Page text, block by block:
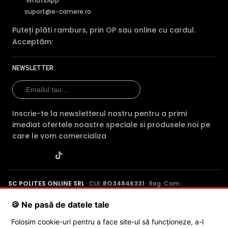
dotata cu functia Infrarosu Inteligent (Smart IR).
Alte functii
Standard Wi-Fi IEEE 802.11 b, 802.11 g, 802.11 n
Interval de frecventa 2,4 ~ 2,4835 GHz
Latimea de banda a canalului accepta 20 MHz
Securitate WEP 64 / 128 biti, WPA / WPA2, WPA-PSK / WPA2-
Rata de transmisie 11b 11 Mbps, 11g 54 Mbps, 11n: 72 Mbps
Asociere Wi-Fi Asociere AP
suport@e-camere.ro
Puteți plăti ramburs, prin OP sau online cu cardul.
Acceptăm:
NEWSLETTER
Inscrie-te la newsletterul nostru pentru a primi
imediat ofertele noastre speciale si produsele noi pe
care le vom comercializa
SC POLITES ONLINE SRL · CUI: RO34846331 · Reg. Com.:
Poenaru, Nr. 1, Craiova, Jud. Dolj ·
🍪 Ne pasă de datele tale
Folosim cookie-uri pentru a face site-ul să funcționeze, a-l